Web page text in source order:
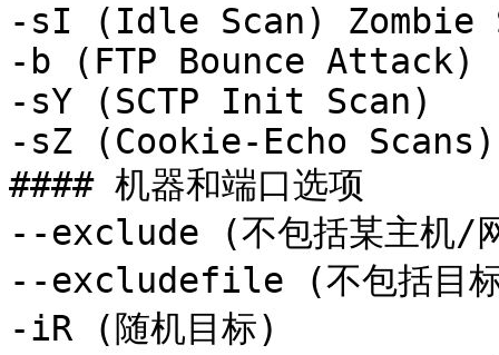
-sI (Idle Scan) Zombie
-b (FTP Bounce Attack)
-sY (SCTP Init Scan)
-sZ (Cookie-Echo Scans)
#### 机器和端口选项
--exclude (不包括某主机
--excludefile (不包括目
-iR (随机目标)